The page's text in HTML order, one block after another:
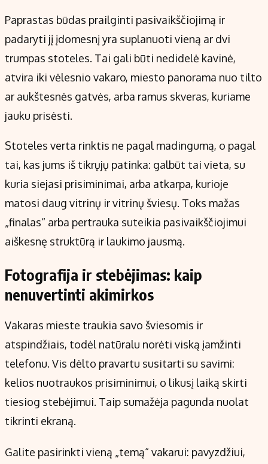
Paprastas būdas prailginti pasivaikščiojimą ir
padaryti jį įdomesnį yra suplanuoti vieną ar dvi
trumpas stoteles. Tai gali būti nedidelė kavinė,
atvira iki vėlesnio vakaro, miesto panorama nuo tilto
ar aukštesnės gatvės, arba ramus skveras, kuriame
jauku prisėsti.
Stoteles verta rinktis ne pagal madingumą, o pagal
tai, kas jums iš tikrųjų patinka: galbūt tai vieta, su
kuria siejasi prisiminimai, arba atkarpa, kurioje
matosi daug vitrinų ir vitrinų šviesų. Toks mažas
„finalas“ arba pertrauka suteikia pasivaikščiojimui
aiškesnę struktūrą ir laukimo jausmą.
Fotografija ir stebėjimas: kaip
nenuvertinti akimirkos
Vakaras mieste traukia savo šviesomis ir
atspindžiais, todėl natūralu norėti viską įamžinti
telefonu. Vis dėlto pravartu susitarti su savimi:
kelios nuotraukos prisiminimui, o likusį laiką skirti
tiesiog stebėjimui. Taip sumažėja pagunda nuolat
tikrinti ekraną.
Galite pasirinkti vieną „temą“ vakarui: pavyzdžiui,